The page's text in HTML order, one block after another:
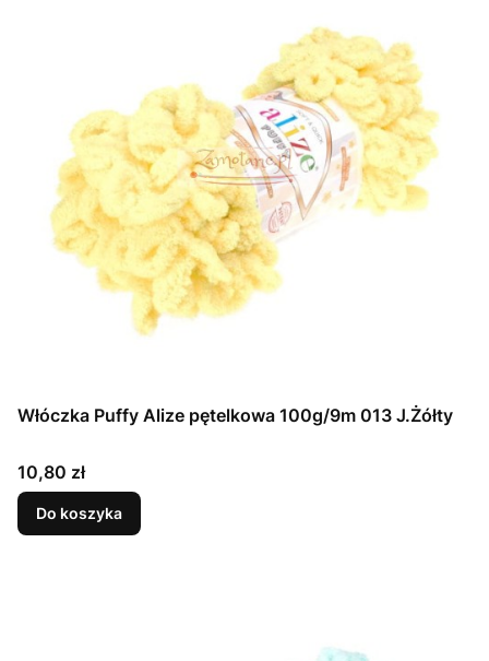
Włóczka Puffy Alize pętelkowa 100g/9m 013 J.Żółty
Cena
10,80 zł
Do koszyka